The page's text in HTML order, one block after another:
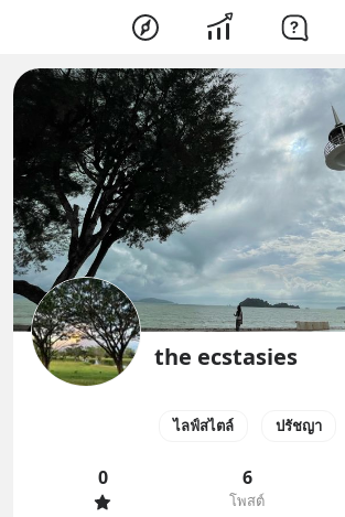
the ecstasies
ไลฟ์สไตล์ ปรัชญา
0 6
โพสต์